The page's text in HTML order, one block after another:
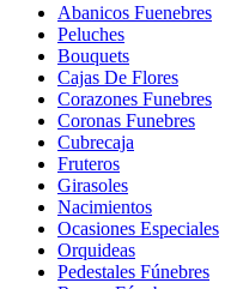
Abanicos Fuenebres
Peluches
Bouquets
Cajas De Flores
Corazones Funebres
Coronas Funebres
Cubrecaja
Fruteros
Girasoles
Nacimientos
Ocasiones Especiales
Orquideas
Pedestales Fúnebres